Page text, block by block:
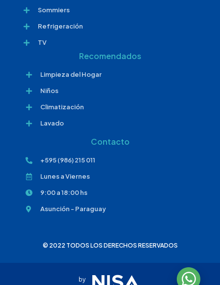
Sommiers
Refrigeración
TV
Recomendados
Limpieza del Hogar
Niños
Climatización
Lavado
Contacto
+595 (986) 215 011
Lunes a Viernes
9:00 a 18:00 hs
Asunción - Paraguay
© 2022 TODOS LOS DERECHOS RESERVADOS
by